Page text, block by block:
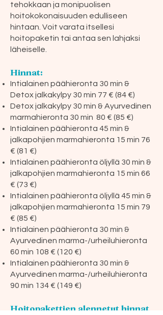
tehokkaan ja monipuolisen
hoitokokonaisuuden edulliseen
hintaan. Voit varata itsellesi
hoitopaketin tai antaa sen lahjaksi
läheiselle.
Hinnat:
Intialainen päähieronta 30 min &
Detox jalkakylpy 30 min 77 € (84 €)
Detox jalkakylpy 30 min & Ayurvedinen
marmahieronta 30 min 80 € (85 €)
Intialainen päähieronta 45 min &
jalkapohjien marmahieronta 15 min 76
€ (81 €)
Intialainen päähieronta öljyllä 30 min &
jalkapohjien marmahieronta 15 min 66
€ (73 €)
Intialainen päähieronta öljyllä 45 min &
jalkapohjien marmahieronta 15 min 79
€ (85 €)
Intialainen päähieronta 30 min &
Ayurvedinen marma-/urheiluhieronta
60 min 108 € (120 €)
Intialainen päähieronta 30 min &
Ayurvedinen marma-/urheiluhieronta
90 min 134 € (149 €)
Hoitopakettien alennetut hinnat